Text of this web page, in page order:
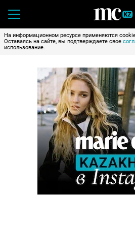
На информационном ресурсе применяются
Оставаясь на сайте, вы подтверждаете свое
использование.